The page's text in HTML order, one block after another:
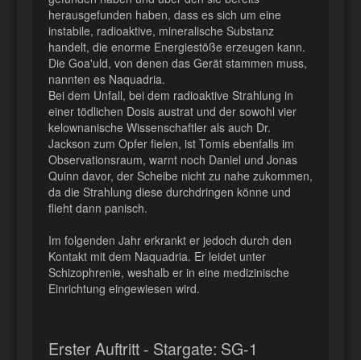
herausgefunden haben, dass es sich um eine
instabile, radioaktive, mineralische Substanz
handelt, die enorme Energiestöße erzeugen kann.
Die Goa'uld, von denen das Gerät stammen muss,
nannten es Naquadria.
Bei dem Unfall, bei dem radioaktive Strahlung in
einer tödlichen Dosis austrat und der sowohl vier
kelownanische Wissenschaftler als auch Dr.
Jackson zum Opfer fielen, ist Tomis ebenfalls im
Observationsraum, warnt noch Daniel und Jonas
Quinn davor, der Scheibe nicht zu nahe zukommen,
da die Strahlung diese durchdringen könne und
flieht dann panisch.
Im folgenden Jahr erkrankt er jedoch durch den
Kontakt mit dem Naquadria. Er leidet unter
Schizophrenie, weshalb er in eine medizinische
Einrichtung eingewiesen wird.
Erster Auftritt - Stargate: SG-1